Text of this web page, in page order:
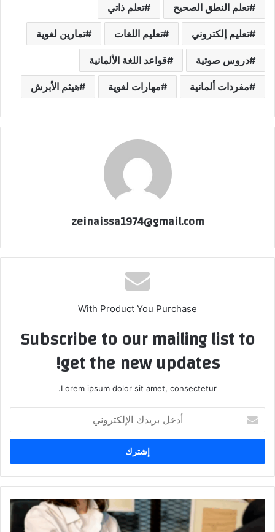
تعلم النطق الصحيح تعلم ذاتي
تعليم إلكتروني تعليم اللغات تمارين لغوية
دروس صوتية قواعد اللغة الألمانية
مفردات ألمانية مهارات لغوية هيثم الأبرش
zeinaissa1974@gmail.com
With Product You Purchase
Subscribe to our mailing list to
get the new updates!
Lorem ipsum dolor sit amet, consectetur.
بريدك
الإلكتروني
كيفية
الحصول